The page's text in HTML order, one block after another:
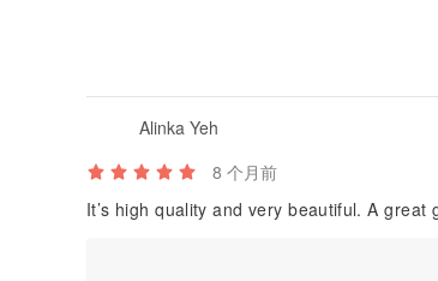
Alinka Yeh
8 个月前
It’s high quality and very beautiful. A great